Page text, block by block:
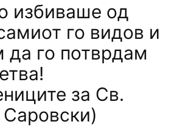
избиваше од
го видов и
да го потврдам
за Св.